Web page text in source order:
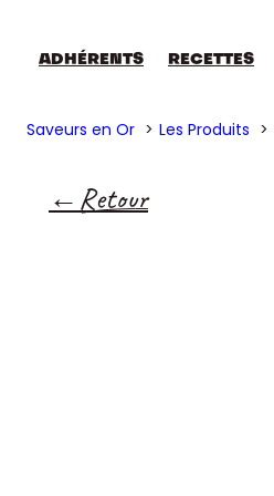
ADHÉRENTS RECETTES
Saveurs en Or Les Produits
Retour